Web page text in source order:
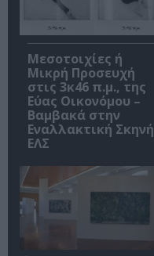
Μεσοτοιχίες ή
Μικρή Προσευχή
στις 3κ46 π.μ., της
Εύας Οικονόμου –
Βαμβακά στην
Εναλλακτική Σκηνή
ΕΛΣ